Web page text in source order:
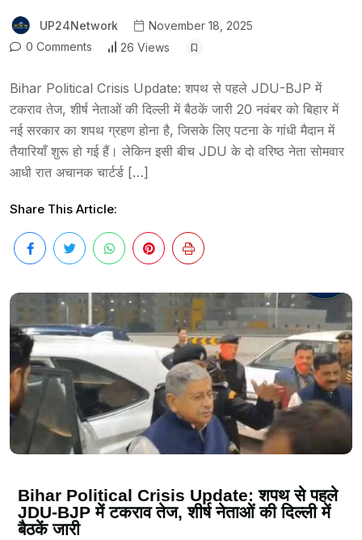
UP24Network
November 18, 2025
0 Comments
26 Views
Bihar Political Crisis Update: शपथ से पहले JDU-BJP में
टकराव तेज, शीर्ष नेताओं की दिल्ली में बैठकें जारी 20 नवंबर को बिहार में
नई सरकार का शपथ ग्रहण होना है, जिसके लिए पटना के गांधी मैदान में
तैयारियाँ शुरू हो गई हैं। लेकिन इसी बीच JDU के दो वरिष्ठ नेता सोमवार
आधी रात अचानक चार्टर्ड […]
Share This Article:
Bihar Political Crisis Update: शपथ से पहले
JDU-BJP में टकराव तेज, शीर्ष नेताओं की दिल्ली में
बैठकें जारी